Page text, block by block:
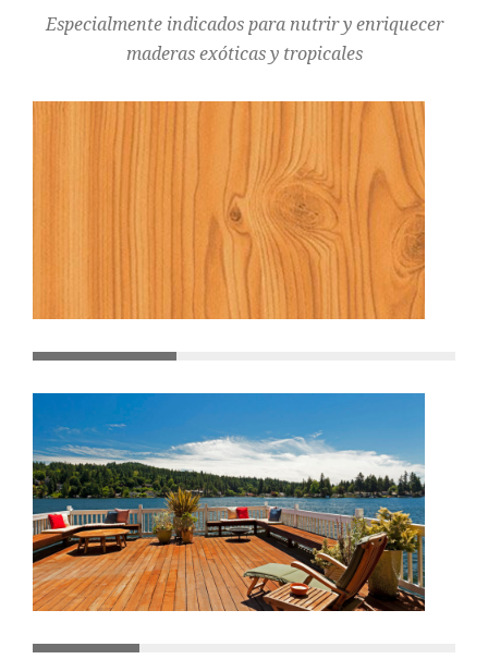
Especialmente indicados para nutrir y enriquecer
maderas exóticas y tropicales